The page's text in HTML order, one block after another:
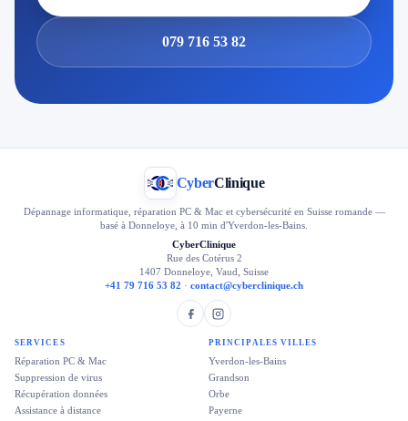
079 716 53 82
CyberClinique
Dépannage informatique, réparation PC & Mac et cybersécurité en Suisse romande —
basé à Donneloye, à 10 min d'Yverdon-les-Bains.
CyberClinique
Rue des Cotérus 2
1407 Donneloye, Vaud, Suisse
+41 79 716 53 82 · contact@cyberclinique.ch
SERVICES
Réparation PC & Mac
Suppression de virus
Récupération données
Assistance à distance
PRINCIPALES VILLES
Yverdon-les-Bains
Grandson
Orbe
Payerne